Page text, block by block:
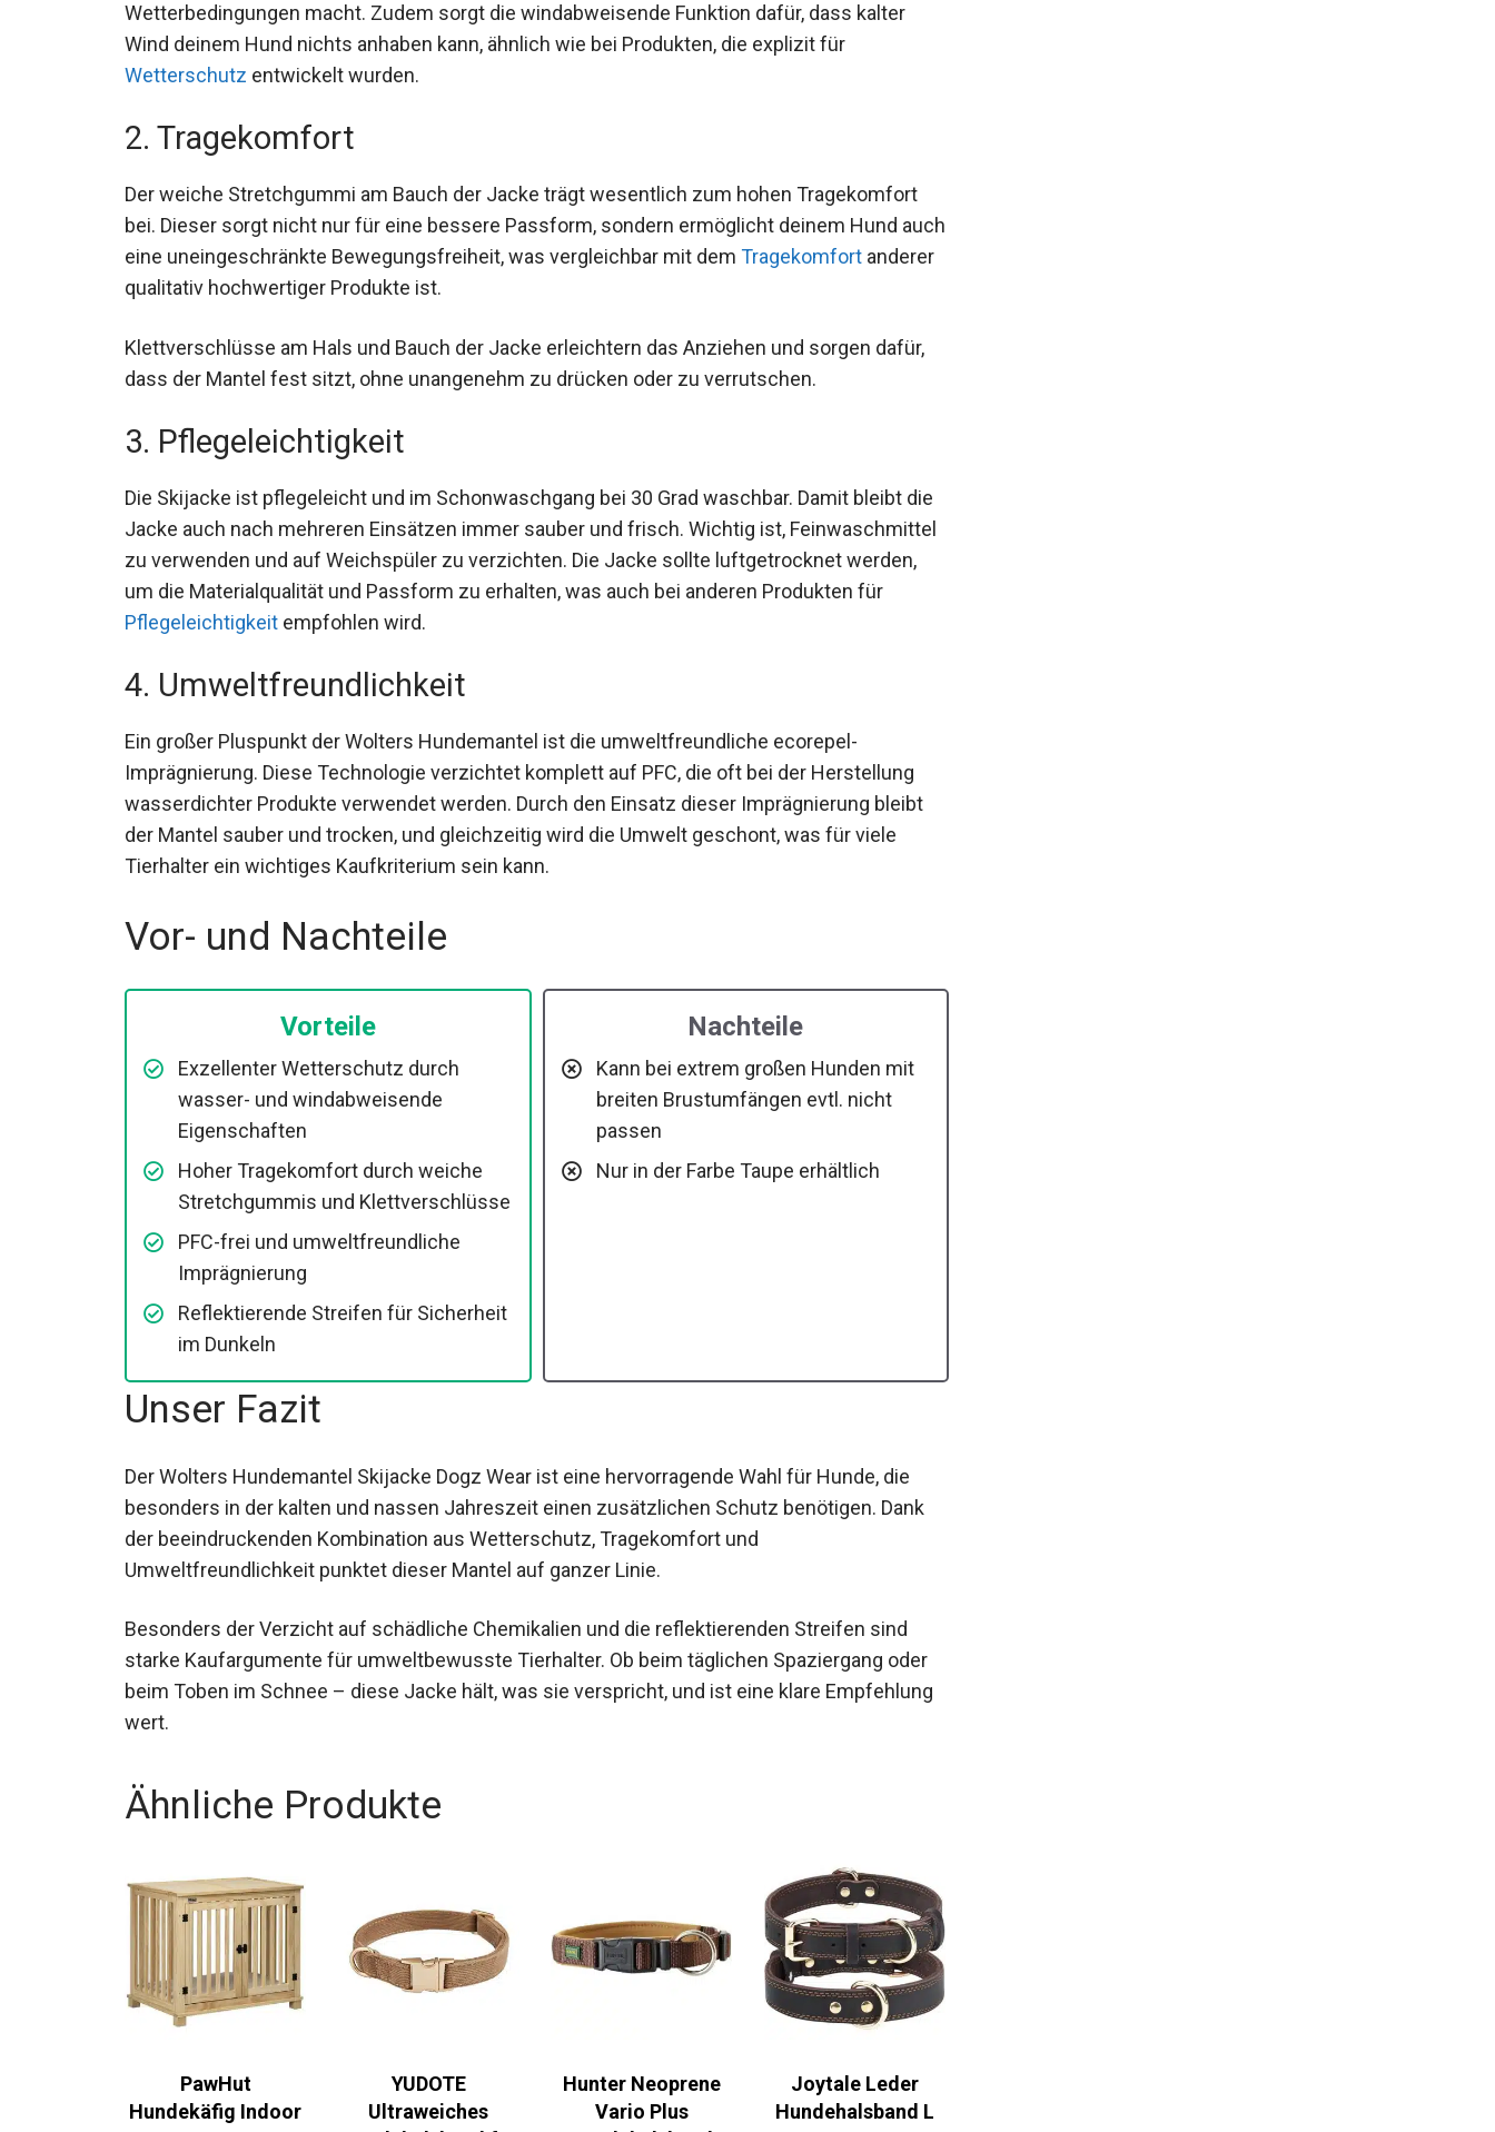
Wetterbedingungen macht. Zudem sorgt die windabweisende Funktion dafür, dass kalter
Wind deinem Hund nichts anhaben kann, ähnlich wie bei Produkten, die explizit für
Wetterschutz entwickelt wurden.
2. Tragekomfort
Der weiche Stretchgummi am Bauch der Jacke trägt wesentlich zum hohen Tragekomfort
bei. Dieser sorgt nicht nur für eine bessere Passform, sondern ermöglicht deinem Hund auch
eine uneingeschränkte Bewegungsfreiheit, was vergleichbar mit dem Tragekomfort anderer
qualitativ hochwertiger Produkte ist.
Klettverschlüsse am Hals und Bauch der Jacke erleichtern das Anziehen und sorgen dafür,
dass der Mantel fest sitzt, ohne unangenehm zu drücken oder zu verrutschen.
3. Pflegeleichtigkeit
Die Skijacke ist pflegeleicht und im Schonwaschgang bei 30 Grad waschbar. Damit bleibt die
Jacke auch nach mehreren Einsätzen immer sauber und frisch. Wichtig ist, Feinwaschmittel
zu verwenden und auf Weichspüler zu verzichten. Die Jacke sollte luftgetrocknet werden,
um die Materialqualität und Passform zu erhalten, was auch bei anderen Produkten für
Pflegeleichtigkeit empfohlen wird.
4. Umweltfreundlichkeit
Ein großer Pluspunkt der Wolters Hundemantel ist die umweltfreundliche ecorepel-
Imprägnierung. Diese Technologie verzichtet komplett auf PFC, die oft bei der Herstellung
wasserdichter Produkte verwendet werden. Durch den Einsatz dieser Imprägnierung bleibt
der Mantel sauber und trocken, und gleichzeitig wird die Umwelt geschont, was für viele
Tierhalter ein wichtiges Kaufkriterium sein kann.
Vor- und Nachteile
Vorteile
Exzellenter Wetterschutz durch
wasser- und windabweisende
Eigenschaften
Hoher Tragekomfort durch weiche
Stretchgummis und Klettverschlüsse
PFC-frei und umweltfreundliche
Imprägnierung
Reflektierende Streifen für Sicherheit
im Dunkeln
Nachteile
Kann bei extrem großen Hunden mit
breiten Brustumfängen evtl. nicht
passen
Nur in der Farbe Taupe erhältlich
Unser Fazit
Der Wolters Hundemantel Skijacke Dogz Wear ist eine hervorragende Wahl für Hunde, die
besonders in der kalten und nassen Jahreszeit einen zusätzlichen Schutz benötigen. Dank
der beeindruckenden Kombination aus Wetterschutz, Tragekomfort und
Umweltfreundlichkeit punktet dieser Mantel auf ganzer Linie.
Besonders der Verzicht auf schädliche Chemikalien und die reflektierenden Streifen sind
starke Kaufargumente für umweltbewusste Tierhalter. Ob beim täglichen Spaziergang oder
beim Toben im Schnee – diese Jacke hält, was sie verspricht, und ist eine klare Empfehlung
wert.
Ähnliche Produkte
PawHut
Hundekäfig Indoor
YUDOTE
Ultraweiches
Hunter Neoprene
Vario Plus
Joytale Leder
Hundehalsband L